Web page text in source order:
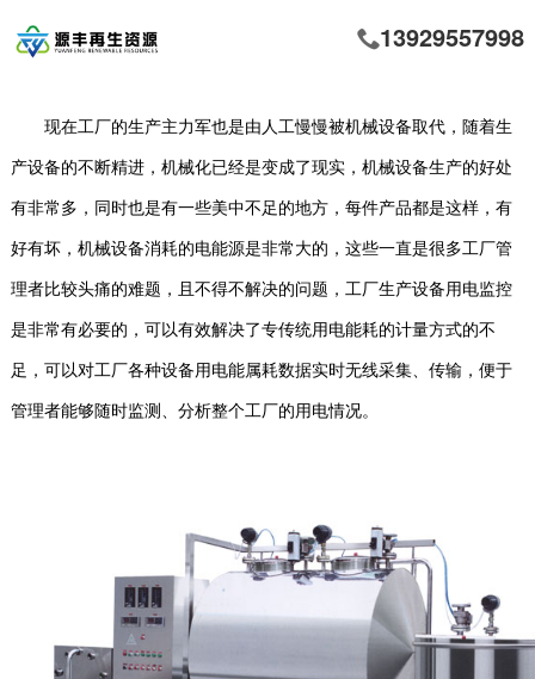
13929557998
现在工厂的生产主力军也是由人工慢慢被机械设备取代，随着生
产设备的不断精进，机械化已经是变成了现实，机械设备生产的好处
有非常多，同时也是有一些美中不足的地方，每件产品都是这样，有
好有坏，机械设备消耗的电能源是非常大的，这些一直是很多工厂管
理者比较头痛的难题，且不得不解决的问题，工厂生产设备用电监控
是非常有必要的，可以有效解决了专传统用电能耗的计量方式的不
足，可以对工厂各种设备用电能属耗数据实时无线采集、传输，便于
管理者能够随时监测、分析整个工厂的用电情况。